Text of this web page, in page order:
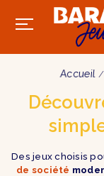
Accueil
Des jeux choisis
de société